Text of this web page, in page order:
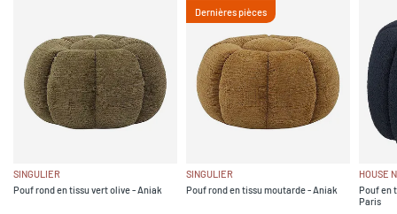
SINGULIER
Pouf rond en tissu vert olive - Aniak
Dernières pièces
SINGULIER
Pouf rond en tissu moutarde - Aniak
HOUSE
Pouf en
Paris